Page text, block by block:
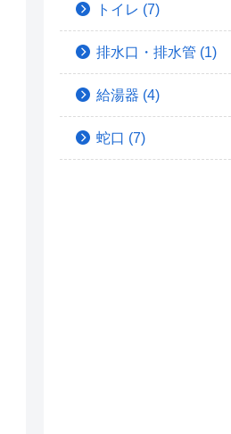
トイレ (7)
排水口・排水管 (1)
給湯器 (4)
蛇口 (7)